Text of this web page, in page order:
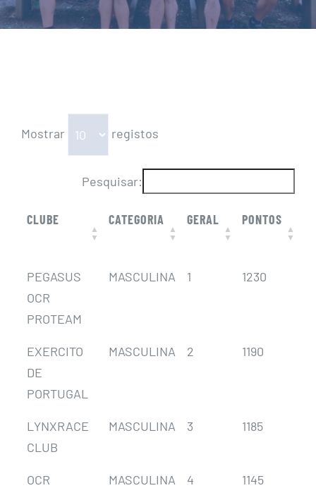
Mostrar registos
Pesquisar:
CLUBE CATEGORIA GERAL PONTOS
PEGASUS
OCR
PROTEAM
MASCULINA 1 1230
EXERCITO
DE
PORTUGAL
MASCULINA 2 1190
LYNXRACE
CLUB
MASCULINA 3 1185
OCR
MASCULINA 4 1145